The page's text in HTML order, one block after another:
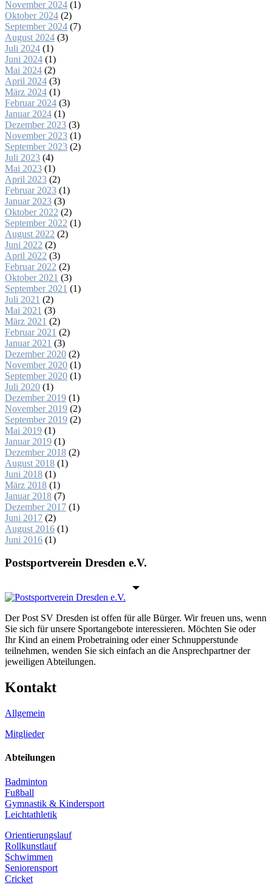
November 2024 (1)
Oktober 2024 (2)
September 2024 (7)
August 2024 (3)
Juli 2024 (1)
Juni 2024 (1)
Mai 2024 (2)
April 2024 (3)
März 2024 (1)
Februar 2024 (3)
Januar 2024 (1)
Dezember 2023 (3)
November 2023 (1)
September 2023 (2)
Juli 2023 (4)
Mai 2023 (1)
April 2023 (2)
Februar 2023 (1)
Januar 2023 (3)
Oktober 2022 (2)
September 2022 (1)
August 2022 (2)
Juni 2022 (2)
April 2022 (3)
Februar 2022 (2)
Oktober 2021 (3)
September 2021 (1)
Juli 2021 (2)
Mai 2021 (3)
März 2021 (2)
Februar 2021 (2)
Januar 2021 (3)
Dezember 2020 (2)
November 2020 (1)
September 2020 (1)
Juli 2020 (1)
Dezember 2019 (1)
November 2019 (2)
September 2019 (2)
Mai 2019 (1)
Januar 2019 (1)
Dezember 2018 (2)
August 2018 (1)
Juni 2018 (1)
März 2018 (1)
Januar 2018 (7)
Dezember 2017 (1)
Juni 2017 (2)
August 2016 (1)
Juni 2016 (1)
Postsportverein Dresden e.V.
Der Post SV Dresden ist offen für alle Bürger. Wir freuen uns, wenn
Sie sich für unsere Sportangebote interessieren. Möchten Sie oder
Ihr Kind an einem Probetraining oder einer Schnupperstunde
teilnehmen, wenden Sie sich einfach an die Ansprechpartner der
jeweiligen Abteilungen.
Kontakt
Allgemein
Mitglieder
Abteilungen
Badminton
Fußball
Gymnastik & Kindersport
Leichtathletik
Orientierungslauf
Rollkunstlauf
Schwimmen
Seniorensport
Cricket